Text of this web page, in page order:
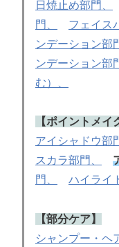
日焼止め部門、
門、
フェイス
ンデーション部
ンデーション部
む）、
【ポイントメイ
アイシャドウ部
スカラ部門、
門、
ハイライ
【部分ケア】
シャンプー・ヘ